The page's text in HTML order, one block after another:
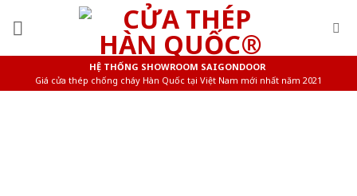
HỆ THỐNG SHOWROOM SAIGONDOOR
Giá cửa thép chống cháy Hàn Quốc tại Việt Nam mới nhất năm 2021